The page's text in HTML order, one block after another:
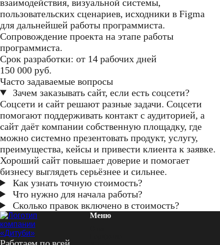
взаимодействия, визуальной системы,
пользовательских сценариев, исходники в Figma
для дальнейшей работы программиста.
Сопровождение проекта на этапе работы
программиста.
Срок разработки: от 14 рабочих дней
150 000 руб.
Часто задаваемые вопросы
Зачем заказывать сайт, если есть соцсети?
Соцсети и сайт решают разные задачи. Соцсети
помогают поддерживать контакт с аудиторией, а
сайт даёт компании собственную площадку, где
можно системно презентовать продукт, услугу,
преимущества, кейсы и привести клиента к заявке.
Хороший сайт повышает доверие и помогает
бизнесу выглядеть серьёзнее и сильнее.
Как узнать точную стоимость?
Что нужно для начала работы?
Сколько правок включено в стоимость?
Меню